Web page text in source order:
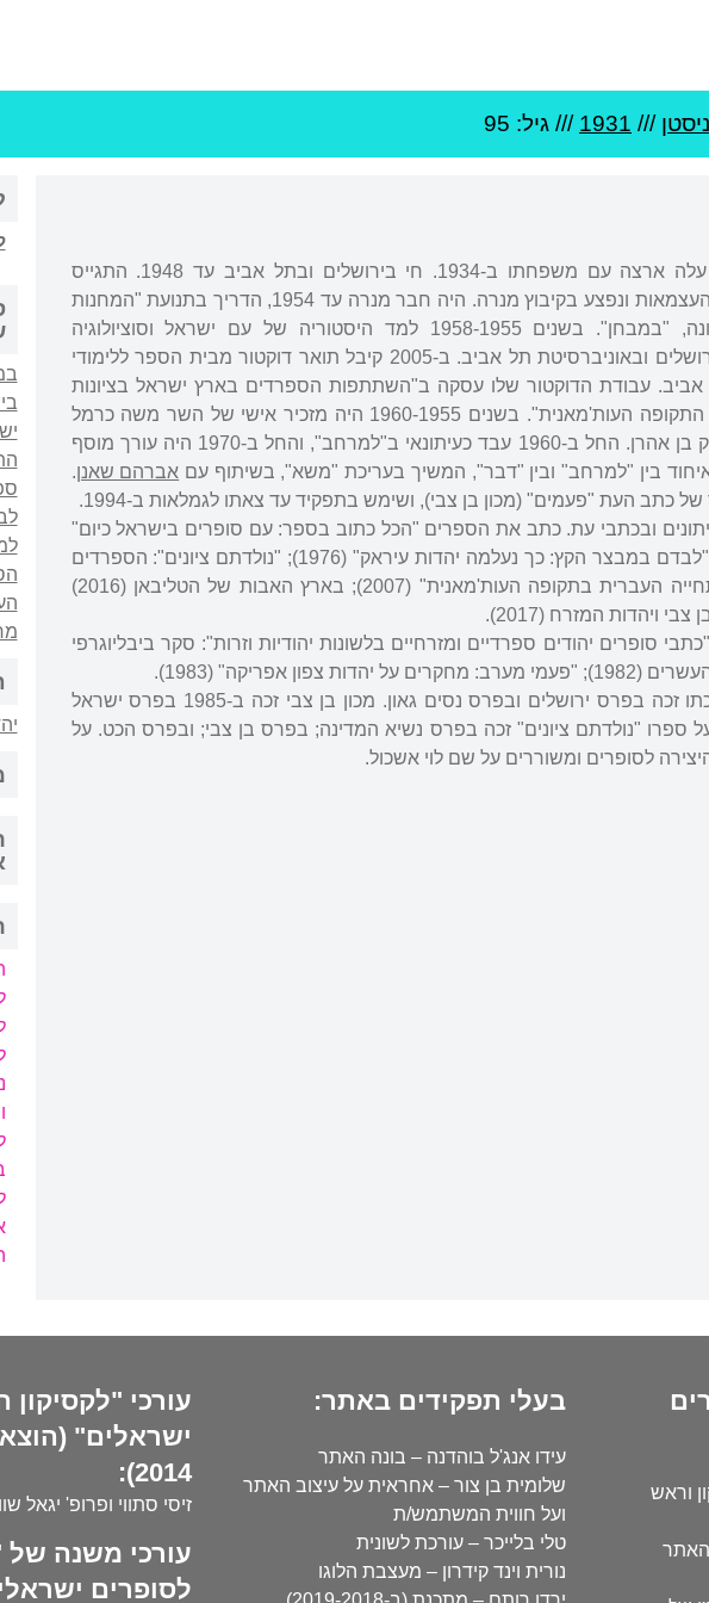
///
1931 /// גיל: 95
נולד בהרָאָת, אפגניסטן. עלה ארצה עם משפחתו ב-1934. חי בירושלים ובתל אביב עד 1948. התגייס
כתלמיד, נלחם במלחמת העצמאות ונפצע בקיבוץ מנרה. היה חבר מנרה עד 1954, הדריך בתנועת "המחנות
העולים" וערך את ביטאונה, "במבחן". בשנים 1958-1955 למד היסטוריה של עם ישראל וסוציולוגיה
באוניברסיטה העברית בירושלים ובאוניברסיטת תל אביב. ב-2005 קיבל תואר דוקטור מבית הספר ללימודי
אביב. עבודת הדוקטור שלו עסקה ב"השתתפות הספרדים בארץ ישראל בציונות
ובתחייה הלאומית בשלהי התקופה העות'מאנית". בשנים 1960-1955 היה מזכיר אישי של השר משה כרמל
וראש לשכה של השר יצחק בן אהרן. החל ב-1960 עבד כעיתונאי ב"למרחב", והחל ב-1970 היה עורך מוסף
בין "למרחב" ובין "דבר", המשיך בעריכת "משא", בשיתוף עם אברהם שאנן.
ובכתבי עת. כתב את הספרים "הכל כתוב בספר: עם סופרים בישראל כיום"
(הקיבוץ המאוחד, 1969); "לבדם במבצר הקץ: כך נעלמה יהדות עיראק" (1976); "נולדתם ציונים": הספרדים
בארץ ישראל בציונות ובתחייה העברית בתקופה העות'מאנית" (2007); בארץ האבות של הטליבאן (2016)
ויהדות המזרח (2017).
סופרים יהודים ספרדיים ומזרחיים בלשונות יהודיות וזרות": סקר ביבליוגרפי
צפון אפריקה" (1983).
כתב העת "פעמים" בעריכתו זכה בפרס ירושלים ובפרס נסים גאון. מכון בן צבי זכה ב-1985 בפרס ישראל
ספרו "נולדתם ציונים" זכה בפרס נשיא המדינה; בפרס בן צבי; ובפרס הכט. על
לסופרים ומשוררים על שם לוי אשכול.
וראש
האתר
בעלי תפקידים באתר:
עידו אנג'ל בוהדנה – בונה האתר
שלומית בן צור – אחראית על עיצוב האתר
ועל חווית המשתמש/ת
טלי בלייכר – עורכת לשונית
נורית וינד קידרון – מעצבת הלוגו
עורכי
ישראלים"
2014):
זיסי סתווי ופרופ' יגאל
עורכי משנה של
לסופרים